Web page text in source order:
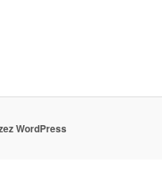
WordPress